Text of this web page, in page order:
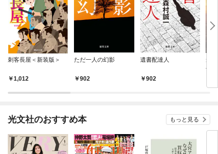
刺客長屋＜新装版＞
1,012
ただ一人の幻影
902
遺書配達人
902
最
傑
光文社のおすすめ本 もっと見る